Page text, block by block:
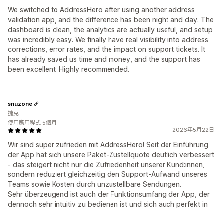
We switched to AddressHero after using another address
validation app, and the difference has been night and day. The
dashboard is clean, the analytics are actually useful, and setup
was incredibly easy. We finally have real visibility into address
corrections, error rates, and the impact on support tickets. It
has already saved us time and money, and the support has
been excellent. Highly recommended.
2026年5月22日
Wir sind super zufrieden mit AddressHero! Seit der Einführung
der App hat sich unsere Paket-Zustellquote deutlich verbessert
- das steigert nicht nur die Zufriedenheit unserer Kund:innen,
sondern reduziert gleichzeitig den Support-Aufwand unseres
Teams sowie Kosten durch unzustellbare Sendungen.
Sehr überzeugend ist auch der Funktionsumfang der App, der
dennoch sehr intuitiv zu bedienen ist und sich auch perfekt in
snuzone
捷克
使用應用程式 5個月